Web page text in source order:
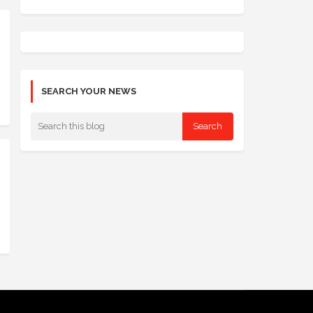
SEARCH YOUR NEWS